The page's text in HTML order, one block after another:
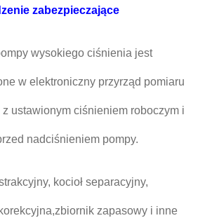
zabezpieczające
wysokiego ciśnienia jest
w elektroniczny przyrząd pomiaru
ustawionym ciśnieniem roboczym i
nadciśnieniem pompy.
kocioł separacyjny,
zapasowy i inne